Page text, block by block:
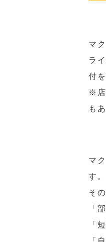
マ
ラ
付
※店
も
マ
す。
そ
「
「